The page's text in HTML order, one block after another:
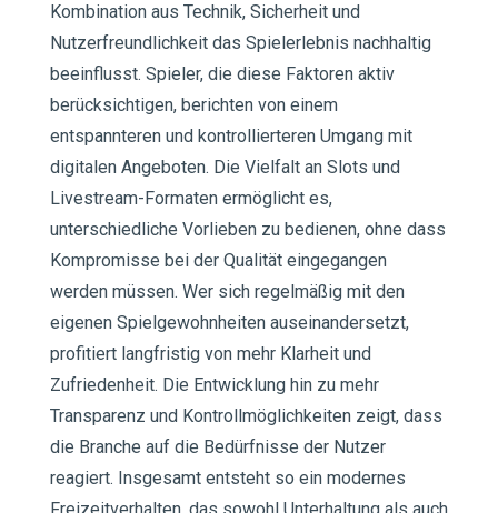
Kombination aus Technik, Sicherheit und
Nutzerfreundlichkeit das Spielerlebnis nachhaltig
beeinflusst. Spieler, die diese Faktoren aktiv
berücksichtigen, berichten von einem
entspannteren und kontrollierteren Umgang mit
digitalen Angeboten. Die Vielfalt an Slots und
Livestream-Formaten ermöglicht es,
unterschiedliche Vorlieben zu bedienen, ohne dass
Kompromisse bei der Qualität eingegangen
werden müssen. Wer sich regelmäßig mit den
eigenen Spielgewohnheiten auseinandersetzt,
profitiert langfristig von mehr Klarheit und
Zufriedenheit. Die Entwicklung hin zu mehr
Transparenz und Kontrollmöglichkeiten zeigt, dass
die Branche auf die Bedürfnisse der Nutzer
reagiert. Insgesamt entsteht so ein modernes